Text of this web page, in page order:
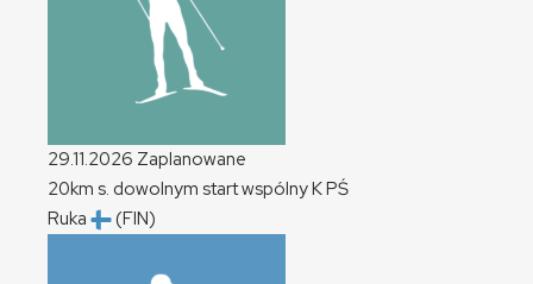
29.11.2026 Zaplanowane
20km s. dowolnym start wspólnyKPŚ
Ruka
(FIN)